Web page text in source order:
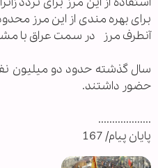
برای بهره مندی از این مرز
آنطرف مرز در سمت عراق با
سال گذشته حدود دو میلیون نفر
حضور داشتند.
...................
پایان پیام/ 167